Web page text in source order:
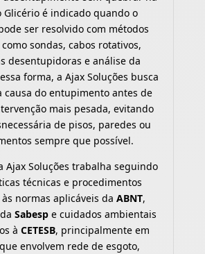
Glicério é indicado quando o
ser resolvido com métodos
sondas, cabos rotativos,
desentupidoras e análise da
forma, a Ajax Soluções busca
causa do entupimento antes de
mais pesada, evitando
de pisos, paredes ou
sempre que possível.
Ajax Soluções trabalha seguindo
técnicas e procedimentos
normas aplicáveis daABNT,
Sabespe cuidados ambientais
à CETESB, principalmente em
envolvem rede de esgoto,